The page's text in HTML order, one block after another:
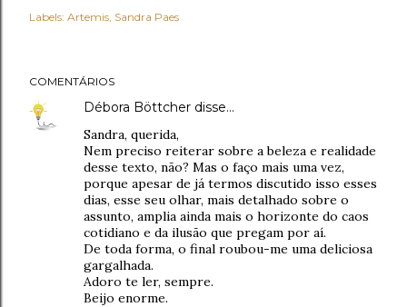
Labels: Artemis Sandra Paes
COMENTÁRIOS
Débora Böttcher disse…
Sandra, querida,
Nem preciso reiterar sobre a beleza e realidade
desse texto, não? Mas o faço mais uma vez,
porque apesar de já termos discutido isso esses
dias, esse seu olhar, mais detalhado sobre o
assunto, amplia ainda mais o horizonte do caos
cotidiano e da ilusão que pregam por aí.
De toda forma, o final roubou-me uma deliciosa
gargalhada.
Adoro te ler, sempre.
Beijo enorme.